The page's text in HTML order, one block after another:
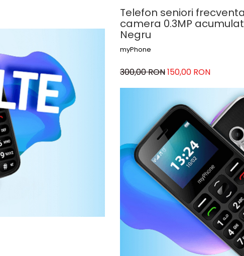
Telefon seniori
camera 0.3MP
Negru
myPhone
300,00 RON150,00 RON